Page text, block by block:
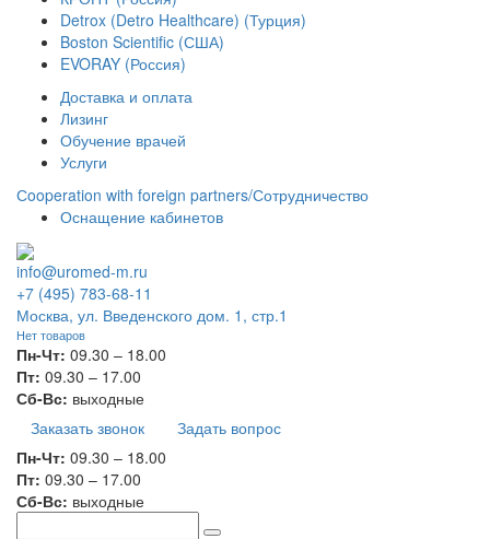
Detrox (Detro Healthcare) (Турция)
Boston Scientific (США)
EVORAY (Россия)
Доставка и оплата
Лизинг
Обучение врачей
Услуги
Сooperation with foreign partners/Сотрудничество
Оснащение кабинетов
info@uromed-m.ru
+7 (495) 783-68-11
Москва, ул. Введенского дом. 1, стр.1
Нет товаров
Пн-Чт: 09.30 – 18.00
Пт: 09.30 – 17.00
Сб-Вс: выходные
Заказать звонок
Задать вопрос
Пн-Чт: 09.30 – 18.00
Пт: 09.30 – 17.00
Сб-Вс: выходные